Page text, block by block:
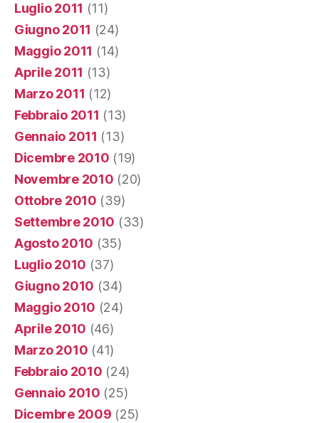
Luglio 2011 (11)
Giugno 2011 (24)
Maggio 2011 (14)
Aprile 2011 (13)
Marzo 2011 (12)
Febbraio 2011 (13)
Gennaio 2011 (13)
Dicembre 2010 (19)
Novembre 2010 (20)
Ottobre 2010 (39)
Settembre 2010 (33)
Agosto 2010 (35)
Luglio 2010 (37)
Giugno 2010 (34)
Maggio 2010 (24)
Aprile 2010 (46)
Marzo 2010 (41)
Febbraio 2010 (24)
Gennaio 2010 (25)
Dicembre 2009 (25)